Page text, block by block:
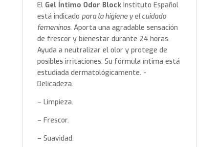
El Gel Íntimo Odor Block Instituto Español
está indicado para la higiene y el cuidado
femeninos. Aporta una agradable sensación
de frescor y bienestar durante 24 horas.
Ayuda a neutralizar el olor y protege de
posibles irritaciones. Su fórmula íntima está
estudiada dermatológicamente. -
Delicadeza.
– Limpieza.
– Frescor.
– Suavidad.